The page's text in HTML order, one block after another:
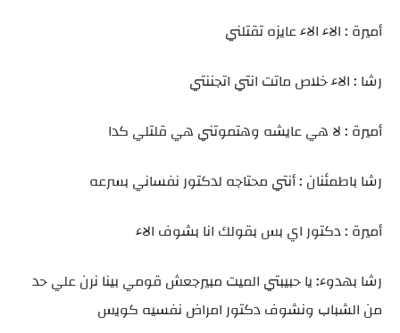
أميرة : الاء الاء عايزه تقتلني
رشا : الاء خلاص ماتت انتي اتجننتي
أميرة : لا هي عايشه وهتموتني هي قلتلي كدا
رشا باطمئنان : أنتي محتاجه لدكتور نفساني بسرعه
أميرة : دكتور اي بس بقولك انا بشوف الاء
رشا بهدوء: يا حبيبتي الميت مبيرجعش قومي بينا نرن علي حد
من الشباب ونشوف دكتور امراض نفسيه كويس